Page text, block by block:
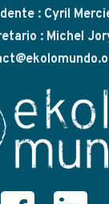
: Cyril
: Michel